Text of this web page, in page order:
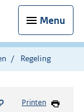
Menu
Regeling
Printen